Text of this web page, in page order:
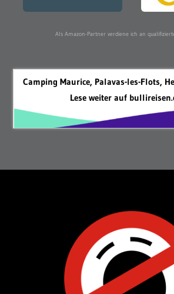
Als Amazon-Partner verdiene ich an
Camping Maurice, Palavas-les-Flots,
Lese weiter auf